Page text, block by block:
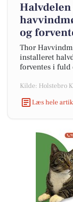
og
Thor
installeret
forventes i
Kilde: Holstebro
Læs hele